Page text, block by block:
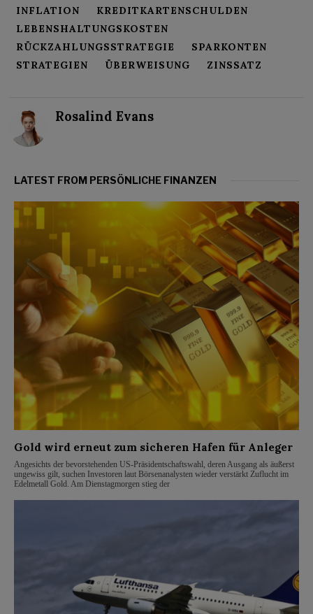
INFLATION
KREDITKARTENSCHULDEN
LEBENSHALTUNGSKOSTEN
RÜCKZAHLUNGSSTRATEGIE
SPARKONTEN
STRATEGIEN
ÜBERWEISUNG ZINSSATZ
Rosalind Evans
LATEST FROM PERSÖNLICHE FINANZEN
Gold wird erneut zum sicheren Hafen für Anleger
Angesichts der bevorstehenden US-Präsidentschaftswahl, deren Ausgang als äußerst
ungewiss gilt, suchen Investoren laut Börsenanalysten wieder verstärkt Zuflucht im
Edelmetall Gold. Am Dienstagmorgen stieg der